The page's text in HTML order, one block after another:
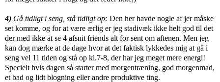
4) Gå tidligt i seng, stå tidligt op: Den her havde nogle af jer måske
set komme, og for at være ærlig er jeg stadivæk ikke helt god til det
der med ikke at se 4 afsnit friends alt for sent om aftenen. Men jeg
kan dog mærke at de dage hvor at det faktisk lykkedes mig at gå i
seng vel 11 tiden og stå op kl.7-8, der har jeg meget mere energi!
Specielt hvis dagen så starter med morgentræning, god morgenmad,
et bad og lidt blogning eller andre produktive ting.